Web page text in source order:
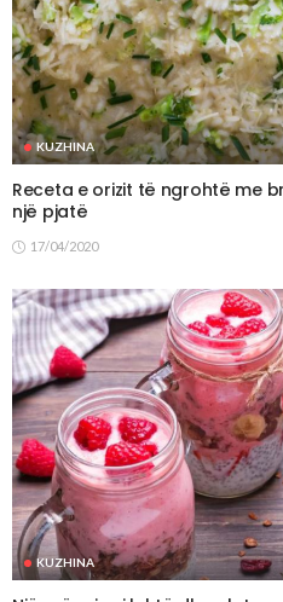
KUZHINA
Receta e orizit të ngrohtë me
një pjatë
17/04/2020
KUZHINA